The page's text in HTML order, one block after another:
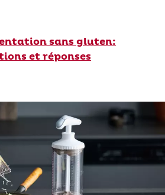
sans gluten:
et réponses